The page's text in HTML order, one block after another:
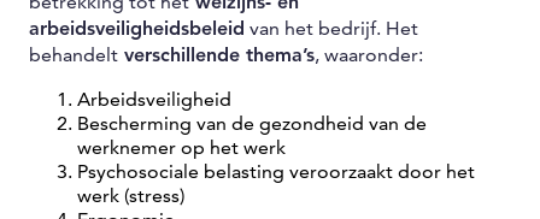
arbeidsveiligheidsbeleid van het bedrijf. Het
behandelt verschillende thema’s, waaronder:
Arbeidsveiligheid
Bescherming van de gezondheid van de
werknemer op het werk
Psychosociale belasting veroorzaakt door het
werk (stress)